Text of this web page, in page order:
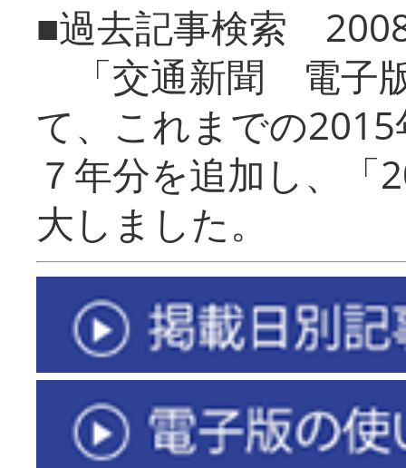
■過去記事検索
「交通新聞 電子
て、これまでの
７年分を追加し、「
大しまし